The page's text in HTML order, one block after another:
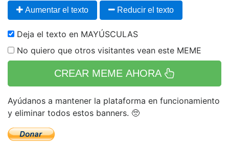
Aumentar el texto Reducir el texto
Deja el texto en MAYÚSCULAS
No quiero que otros visitantes vean este MEME
CREAR MEME AHORA
Ayúdanos a mantener la plataforma en funcionamiento
y eliminar todos estos banners. 🥺